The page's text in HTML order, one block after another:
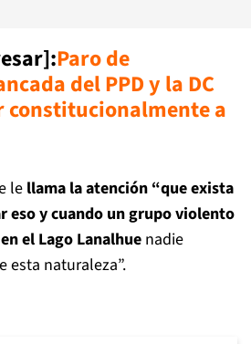
Paro de
del PPD y la DC
constitucionalmente a
le llama la atención “que exista
eso y cuando un grupo violento
el Lago Lanalhue nadie
esta naturaleza”.